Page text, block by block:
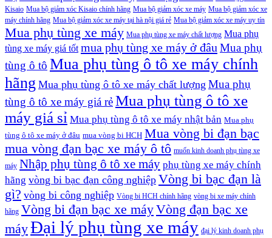
Kisaio Mua bộ giảm xóc Kisaio chính hãng Mua bộ giảm xóc xe máy Mua bộ giảm xóc xe
máy chính hãng Mua bộ giảm xóc xe máy tại hà nội giá rẻ Mua bộ giảm xóc xe máy uy tín
Mua phụ tùng xe máy Mua phụ tùng xe máy chất lượng Mua phụ
tùng xe máy giá tốt mua phụ tùng xe máy ở đâu Mua phụ
tùng ô tô Mua phụ tùng ô tô xe máy chính
hãng Mua phụ tùng ô tô xe máy chất lượng Mua phụ
tùng ô tô xe máy giá rẻMua phụ tùng ô tô xe
máy giá sỉ Mua phụ tùng ô tô xe máy nhật bản Mua phụ
tùng ô tô xe máy ở đâu mua vòng bi HCH Mua vòng bi đạn bạc
mua vòng đạn bạc xe máy ô tô muốn kinh doanh phụ tùng xe
máy Nhập phụ tùng ô tô xe máy phụ tùng xe máy chính
hãng vòng bi bạc đạn công nghiệp Vòng bi bạc đạn là
gì? vòng bi công nghiệp Vòng bi HCH chính hãng vòng bi xe máy chính
hãng Vòng bi đạn bạc xe máyVòng đạn bạc xe
máyĐại lý phụ tùng xe máy đại lý kinh doanh phụ